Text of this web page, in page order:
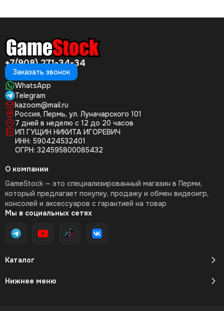
+7(908) 271-34-34
Заказать звонок
WhatsApp
Telegram
kazoom@mail.ru
Россия, Пермь, ул. Луначарского 101
7 дней в неделю с 12 до 20 часов
ИП ГУЩИН НИКИТА ИГОРЕВИЧ
ИНН: 590424532401
ОГРН: 324595800085432
Каталог
Нижнее меню
О компании
GameStock — это специализированный магазин в Перми,
который предлагает покупку, продажу и обмен видеоигр,
консолей и аксессуаров с гарантией на товар
Мы в социальных сетях